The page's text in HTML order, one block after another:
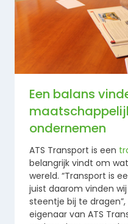
Een balans
ondernemen
ATS Transport is een
belangrijk vindt om
wereld. “Transport is
juist daarom vinden
steentje bij te
eigenaar van ATS